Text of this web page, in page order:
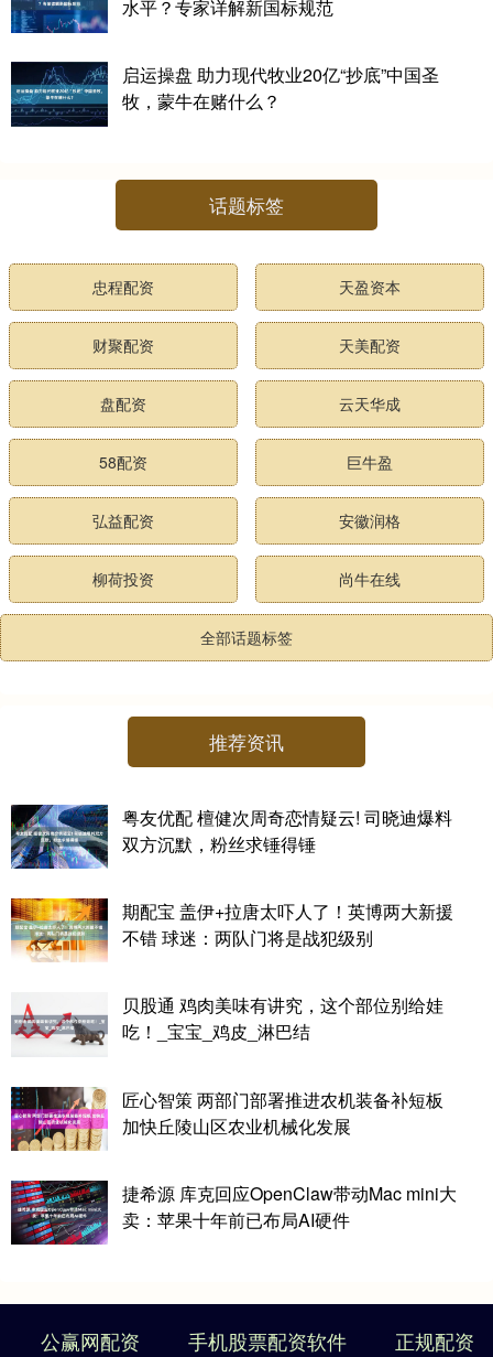
水平？专家详解新国标规范
启运操盘 助力现代牧业20亿“抄底”中国圣
牧，蒙牛在赌什么？
话题标签
忠程配资 天盈资本
财聚配资 天美配资
盘配资 云天华成
58配资 巨牛盈
弘益配资 安徽润格
柳荷投资 尚牛在线
全部话题标签
推荐资讯
粤友优配 檀健次周奇恋情疑云! 司晓迪爆料
双方沉默，粉丝求锤得锤
期配宝 盖伊+拉唐太吓人了！英博两大新援
不错 球迷：两队门将是战犯级别
贝股通 鸡肉美味有讲究，这个部位别给娃
吃！_宝宝_鸡皮_淋巴结
匠心智策 两部门部署推进农机装备补短板
加快丘陵山区农业机械化发展
捷希源 库克回应OpenClaw带动Mac mini大
卖：苹果十年前已布局AI硬件
公赢网配资 手机股票配资软件
正规配资